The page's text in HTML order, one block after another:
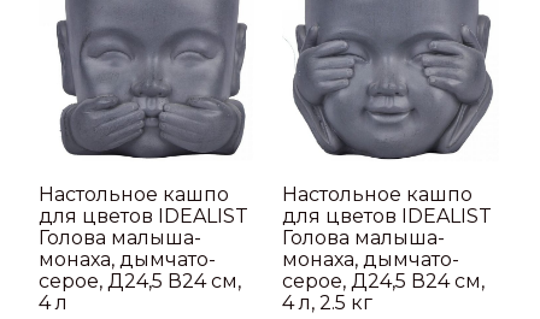
Настольное кашпо
для цветов IDEALIST
Голова малыша-
монаха, дымчато-
серое, Д24,5 В24 см,
4 л
Настольное кашпо
для цветов IDEALIST
Голова малыша-
монаха, дымчато-
серое, Д24,5 В24 см,
4 л, 2.5 кг